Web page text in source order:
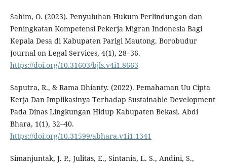
Sahim, O. (2023). Penyuluhan Hukum Perlindungan dan
Peningkatan Kompetensi Pekerja Migran Indonesia Bagi
Kepala Desa di Kabupaten Parigi Mautong. Borobudur
Journal on Legal Services, 4(1), 28–36.
https://doi.org/10.31603/bjls.v4i1.8663
Saputra, R., & Rama Dhianty. (2022). Pemahaman Uu Cipta
Kerja Dan Implikasinya Terhadap Sustainable Development
Pada Dinas Lingkungan Hidup Kabupaten Bekasi. Abdi
Bhara, 1(1), 32–40.
https://doi.org/10.31599/abhara.v1i1.1341
Simanjuntak, J. P., Julitas, E., Sintania, L. S., Andini, S.,